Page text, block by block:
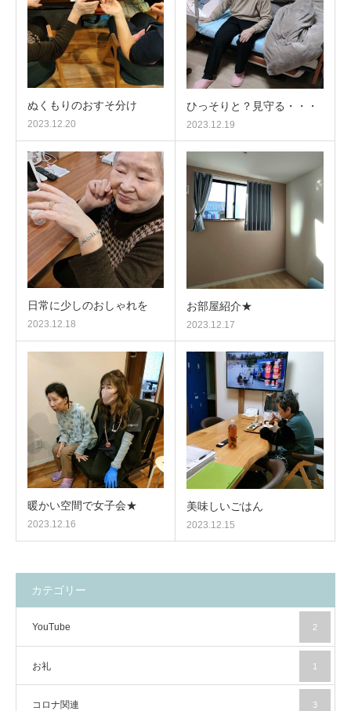
ぬくもりのおすそ分け
2023.12.20
ひっそりと？見守る・・・
2023.12.19
日常に少しのおしゃれを
2023.12.18
お部屋紹介★
2023.12.17
暖かい空間で女子会★
2023.12.16
美味しいごはん
2023.12.15
カテゴリー
YouTube 2
お礼 1
コロナ関連 3